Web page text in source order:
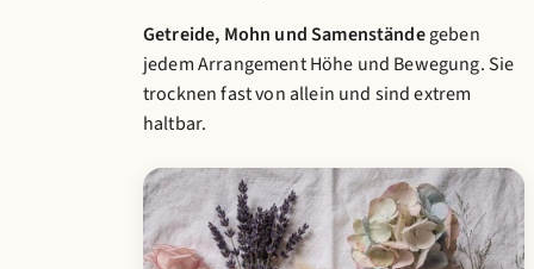
Getreide, Mohn und Samenständegeben
jedem Arrangement Höhe und Bewegung. Sie
trocknen fast von allein und sind extrem
haltbar.